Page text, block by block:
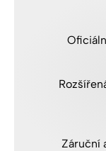
Záruční